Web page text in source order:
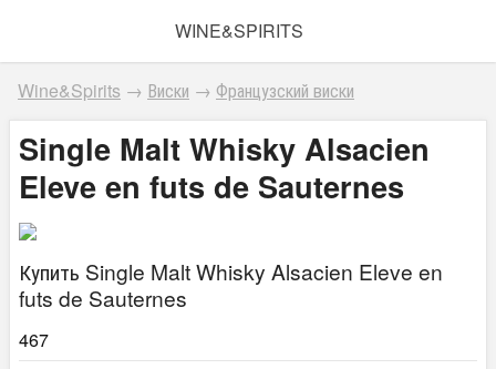
WINE&SPIRITS
Wine&Spirits → Виски → Французский виски
Single Malt Whisky Alsacien
Eleve en futs de Sauternes
Купить Single Malt Whisky Alsacien Eleve en
futs de Sauternes
467